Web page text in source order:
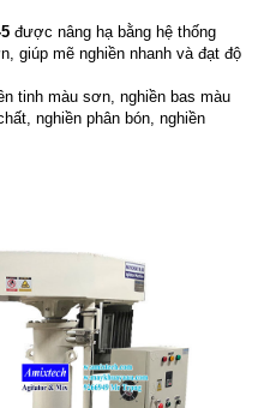
được nâng hạ bằng hệ thống
giúp mẽ nghiền nhanh và đạt độ
tinh màu sơn, nghiền bas màu
nghiền phân bón, nghiền